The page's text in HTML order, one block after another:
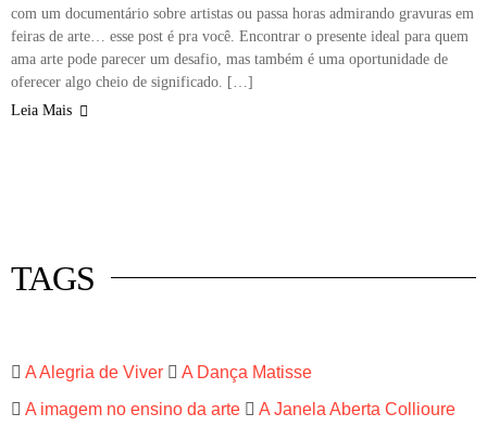
com um documentário sobre artistas ou passa horas admirando gravuras em
feiras de arte… esse post é pra você. Encontrar o presente ideal para quem
ama arte pode parecer um desafio, mas também é uma oportunidade de
oferecer algo cheio de significado. […]
Leia Mais
TAGS
A Alegria de Viver
A Dança Matisse
A imagem no ensino da arte
A Janela Aberta Collioure